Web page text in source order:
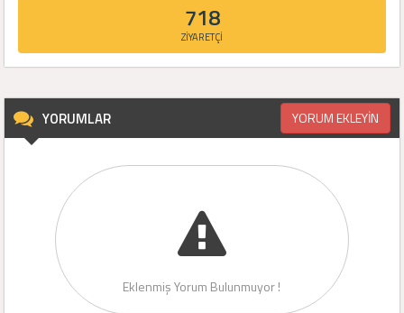
718
ZİYARETÇİ
YORUMLAR YORUM EKLEYİN
Eklenmiş Yorum Bulunmuyor !